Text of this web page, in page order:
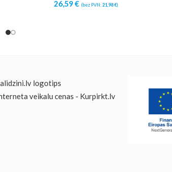
26,59 € (bez PVN:21,98€)